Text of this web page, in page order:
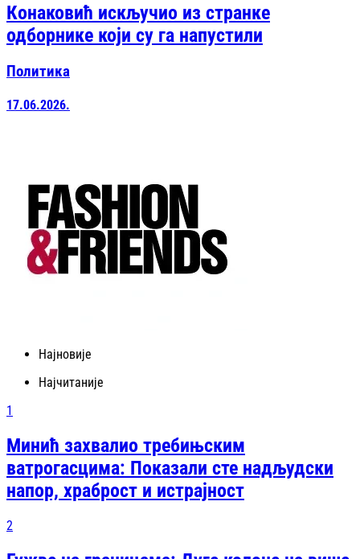
Конаковић искључио из странке
одборнике који су га напустили
Политика
17.06.2026.
Најновије
Најчитаније
1
Минић захвалио требињским
ватрогасцима: Показали сте надљудски
напор, храброст и истрајност
2